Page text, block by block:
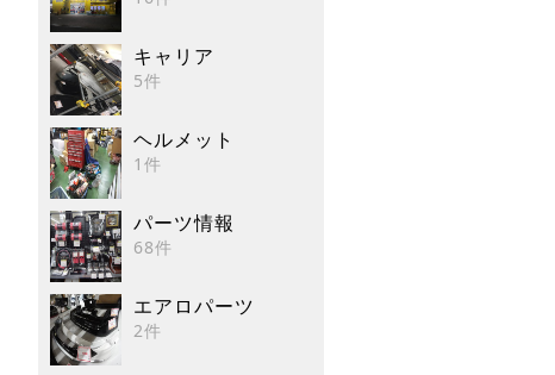
キャリア
5件
ヘルメット
1件
パーツ情報
68件
エアロパーツ
2件